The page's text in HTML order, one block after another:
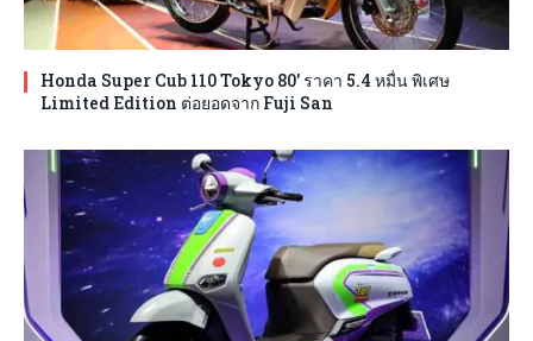
Honda Super Cub 110 Tokyo 80′ ราคา 5.4 หมื่น พิเศษ
Limited Edition ต่อยอดจาก Fuji San